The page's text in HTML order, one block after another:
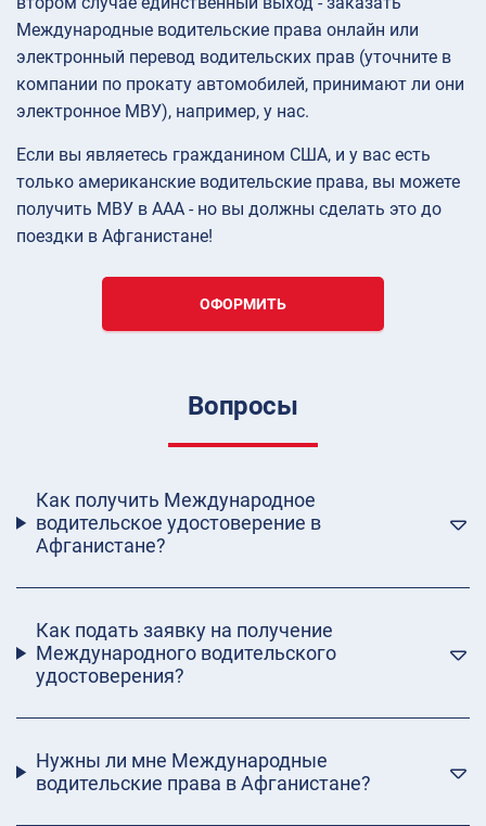
Международные водительские права онлайн или
электронный перевод водительских прав (уточните в
компании по прокату автомобилей, принимают ли они
электронное МВУ), например, у нас.
Если вы являетесь гражданином США, и у вас есть
только американские водительские права, вы можете
получить МВУ в AAA - но вы должны сделать это до
поездки в Афганистане!
ОФОРМИТЬ
Вопросы
Как получить Международное
водительское удостоверение в
Афганистане?
Как подать заявку на получение
Международного водительского
удостоверения?
Нужны ли мне Международные
водительские права в Афганистане?